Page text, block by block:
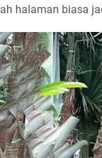
halaman biasa